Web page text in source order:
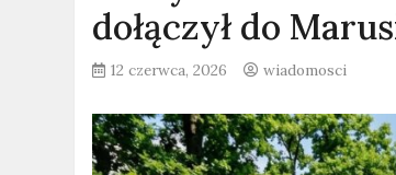
dołączył do
12 czerwca, 2026 wiadomosci